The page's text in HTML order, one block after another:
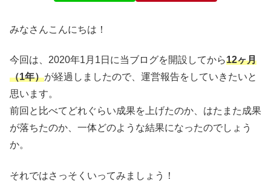
みなさんこんにちは！
今回は、2020年1月1日に当ブログを開設してから12ヶ月
（1年）が経過しましたので、運営報告をしていきたいと
思います。
前回と比べてどれぐらい成果を上げたのか、はたまた成果
が落ちたのか、一体どのような結果になったのでしょう
か。
それではさっそくいってみましょう！